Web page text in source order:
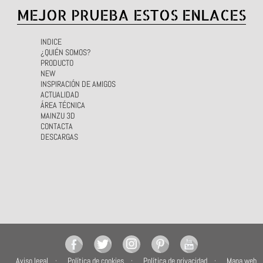
MEJOR PRUEBA ESTOS ENLACES
INDICE
¿QUIÉN SOMOS?
PRODUCTO
NEW
INSPIRACIÓN DE AMIGOS
ACTUALIDAD
ÁREA TÉCNICA
MAINZU 3D
CONTACTA
DESCARGAS
Aviso legal Política de cookies Política de privacidad Mapa web